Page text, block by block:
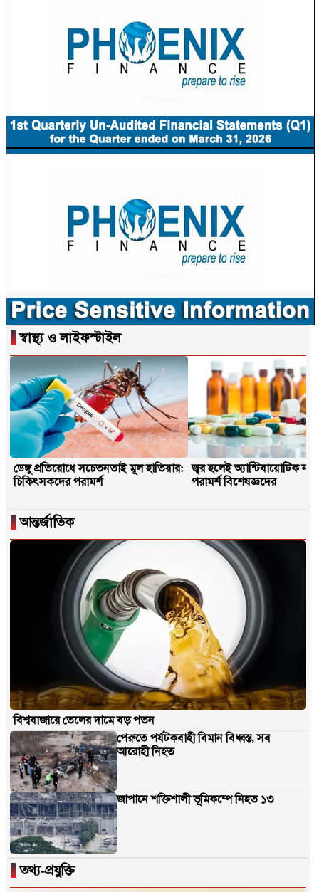
▐স্বাস্থ্য ও লাইফস্টাইল
ডেঙ্গু প্রতিরোধে সচেতনতাই মূল হাতিয়ার:
চিকিৎসকদের পরামর্শ
জ্বর হলেই অ্যান্টিবায়োটিক না
পরামর্শ বিশেষজ্ঞদের
▐আন্তর্জাতিক
বিশ্ববাজারে তেলের দামে বড় পতন
পেরুতে পর্যটকবাহী বিমান বিধ্বস্ত, সব
আরোহী নিহত
জাপানে শক্তিশালী ভূমিকম্পে নিহত ১৩
▐তথ্য-প্রযুক্তি